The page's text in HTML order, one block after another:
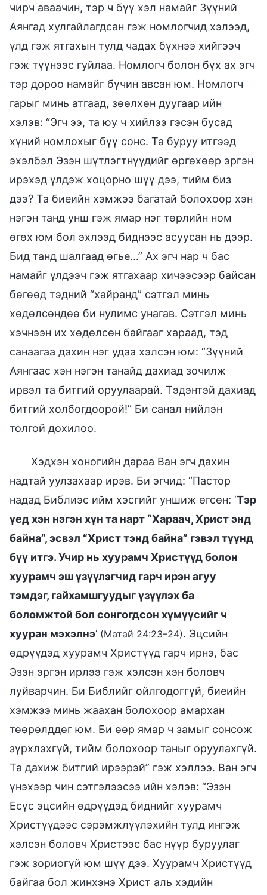
чирч аваачин, тэр ч бүү хэл намайг Зүүний
Аянгад хулгайлагдсан гэж номлогчид хэлээд,
үлд гэж ятгахын тулд чадах бүхнээ хийгээч
гэж түүнээс гуйлаа. Номлогч болон бүх ах эгч
тэр дороо намайг бүчин авсан юм. Номлогч
гарыг минь атгаад, зөөлхөн дуугаар ийн
хэлэв: “Эгч ээ, та юу ч хийлээ гэсэн бусад
хүний номлохыг бүү сонс. Та буруу итгээд
эхэлбэл Эзэн шүтлэгтнүүдийг өргөхөөр эргэн
ирэхэд үлдэж хоцорно шүү дээ, тийм биз
дээ? Та биеийн хэмжээ багатай болохоор хэн
нэгэн танд унш гэж ямар нэг төрлийн ном
өгөх юм бол эхлээд биднээс асуусан нь дээр.
Бид танд шалгаад өгье…” Ах эгч нар ч бас
намайг үлдээч гэж ятгахаар хичээсээр байсан
бөгөөд тэдний “хайранд” сэтгэл минь
хөдөлсөндөө би нулимс унагав. Сэтгэл минь
хэчнээн их хөдөлсөн байгааг хараад, тэд
санаагаа дахин нэг удаа хэлсэн юм: “Зүүний
Аянгаас хэн нэгэн танайд дахиад зочилж
ирвэл та битгий оруулаарай. Тэдэнтэй дахиад
битгий холбогдоорой!” Би санал нийлэн
толгой дохилоо.
Хэдхэн хоногийн дараа Ван эгч дахин
надтай уулзахаар ирэв. Би эгчид: “Пастор
надад Библиэс ийм хэсгийг уншиж өгсөн: ‘Тэр
үед хэн нэгэн хүн та нарт “Хараач, Христ энд
байна”, эсвэл “Христ тэнд байна” гэвэл түүнд
бүү итгэ. Учир нь хуурамч Христүүд болон
хуурамч эш үзүүлэгчид гарч ирэн агуу
тэмдэг, гайхамшгуудыг үзүүлэх ба
боломжтой бол сонгогдсон хүмүүсийг ч
хууран мэхэлнэ’ (Матай 24:23–24). Эцсийн
өдрүүдэд хуурамч Христүүд гарч ирнэ, бас
Эзэн эргэн ирлээ гэж хэлсэн хэн боловч
луйварчин. Би Библийг ойлгодоггүй, биеийн
хэмжээ минь жаахан болохоор амархан
төөрөлддөг юм. Би өөр ямар ч замыг сонсож
зүрхлэхгүй, тийм болохоор таныг оруулахгүй.
Та дахиж битгий ирээрэй” гэж хэллээ. Ван эгч
үнэхээр чин сэтгэлээсээ ийн хэлэв: “Эзэн
Есүс эцсийн өдрүүдэд биднийг хуурамч
Христүүдээс сэрэмжлүүлэхийн тулд ингэж
хэлсэн боловч Христээс бас нүүр буруулаг
гэж зориогүй юм шүү дээ. Хуурамч Христүүд
байгаа бол жинхэнэ Христ аль хэдийн